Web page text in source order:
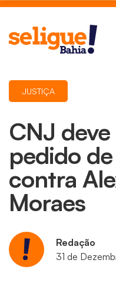
CNJ
pedido
contra
Moraes
JUSTIÇA
Redação
31 de